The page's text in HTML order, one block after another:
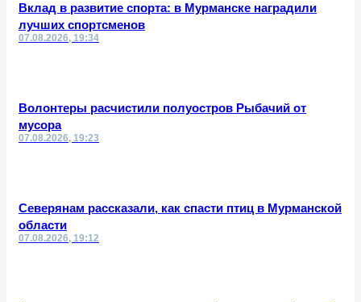
Вклад в развитие спорта: в Мурманске наградили
лучших спортсменов
07.08.2026, 19:34
Волонтеры расчистили полуостров Рыбачий от
мусора
07.08.2026, 19:23
Северянам рассказали, как спасти птиц в Мурманской
области
07.08.2026, 19:12